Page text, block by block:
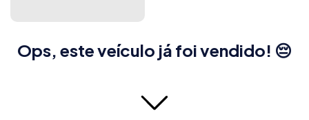
Ops, este veículo já foi vendido! 😔